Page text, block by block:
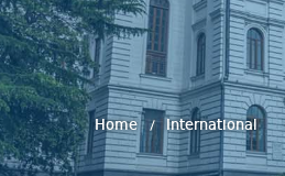
Home International